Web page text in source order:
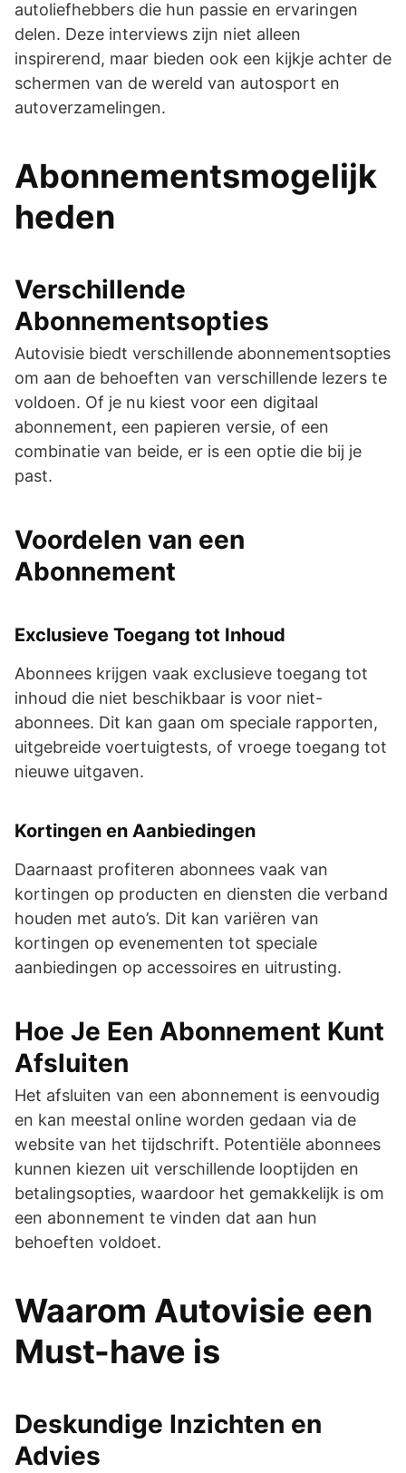
autoliefhebbers die hun passie en ervaringen
delen. Deze interviews zijn niet alleen
inspirerend, maar bieden ook een kijkje achter de
schermen van de wereld van autosport en
autoverzamelingen.
Abonnementsmogelijk
heden
Verschillende
Abonnementsopties
Autovisie biedt verschillende abonnementsopties
om aan de behoeften van verschillende lezers te
voldoen. Of je nu kiest voor een digitaal
abonnement, een papieren versie, of een
combinatie van beide, er is een optie die bij je
past.
Voordelen van een
Abonnement
Exclusieve Toegang tot Inhoud
Abonnees krijgen vaak exclusieve toegang tot
inhoud die niet beschikbaar is voor niet-
abonnees. Dit kan gaan om speciale rapporten,
uitgebreide voertuigtests, of vroege toegang tot
nieuwe uitgaven.
Kortingen en Aanbiedingen
Daarnaast profiteren abonnees vaak van
kortingen op producten en diensten die verband
houden met auto’s. Dit kan variëren van
kortingen op evenementen tot speciale
aanbiedingen op accessoires en uitrusting.
Hoe Je Een Abonnement Kunt
Afsluiten
Het afsluiten van een abonnement is eenvoudig
en kan meestal online worden gedaan via de
website van het tijdschrift. Potentiële abonnees
kunnen kiezen uit verschillende looptijden en
betalingsopties, waardoor het gemakkelijk is om
een abonnement te vinden dat aan hun
behoeften voldoet.
Waarom Autovisie een
Must-have is
Deskundige Inzichten en
Advies